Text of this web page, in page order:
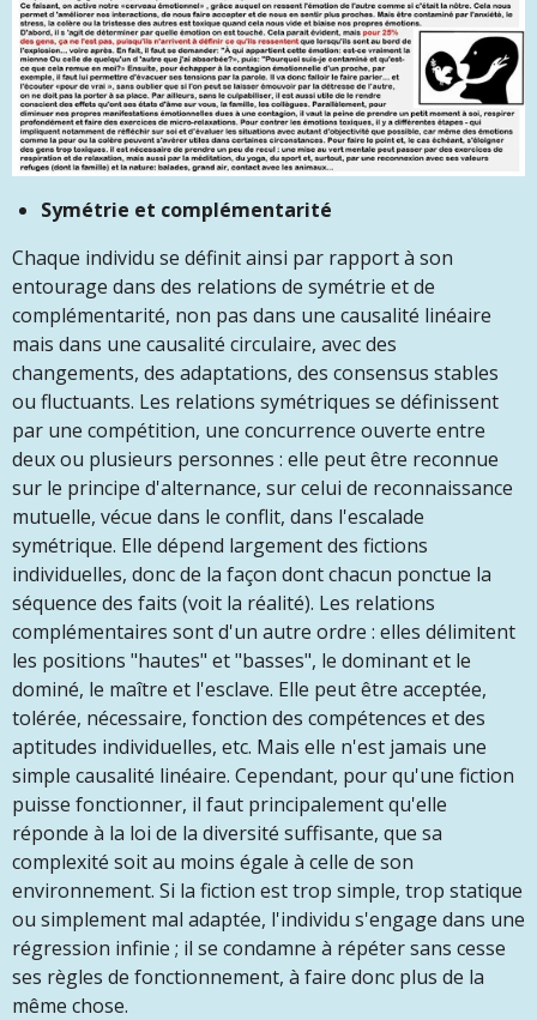
Symétrie et complémentarité
Chaque individu se définit ainsi par rapport à son
entourage dans des relations de symétrie et de
complémentarité, non pas dans une causalité linéaire
mais dans une causalité circulaire, avec des
changements, des adaptations, des consensus stables
ou fluctuants. Les relations symétriques se définissent
par une compétition, une concurrence ouverte entre
deux ou plusieurs personnes : elle peut être reconnue
sur le principe d'alternance, sur celui de reconnaissance
mutuelle, vécue dans le conflit, dans l'escalade
symétrique. Elle dépend largement des fictions
individuelles, donc de la façon dont chacun ponctue la
séquence des faits (voit la réalité). Les relations
complémentaires sont d'un autre ordre : elles délimitent
les positions "hautes" et "basses", le dominant et le
dominé, le maître et l'esclave. Elle peut être acceptée,
tolérée, nécessaire, fonction des compétences et des
aptitudes individuelles, etc. Mais elle n'est jamais une
simple causalité linéaire. Cependant, pour qu'une fiction
puisse fonctionner, il faut principalement qu'elle
réponde à la loi de la diversité suffisante, que sa
complexité soit au moins égale à celle de son
environnement. Si la fiction est trop simple, trop statique
ou simplement mal adaptée, l'individu s'engage dans une
régression infinie ; il se condamne à répéter sans cesse
ses règles de fonctionnement, à faire donc plus de la
même chose.